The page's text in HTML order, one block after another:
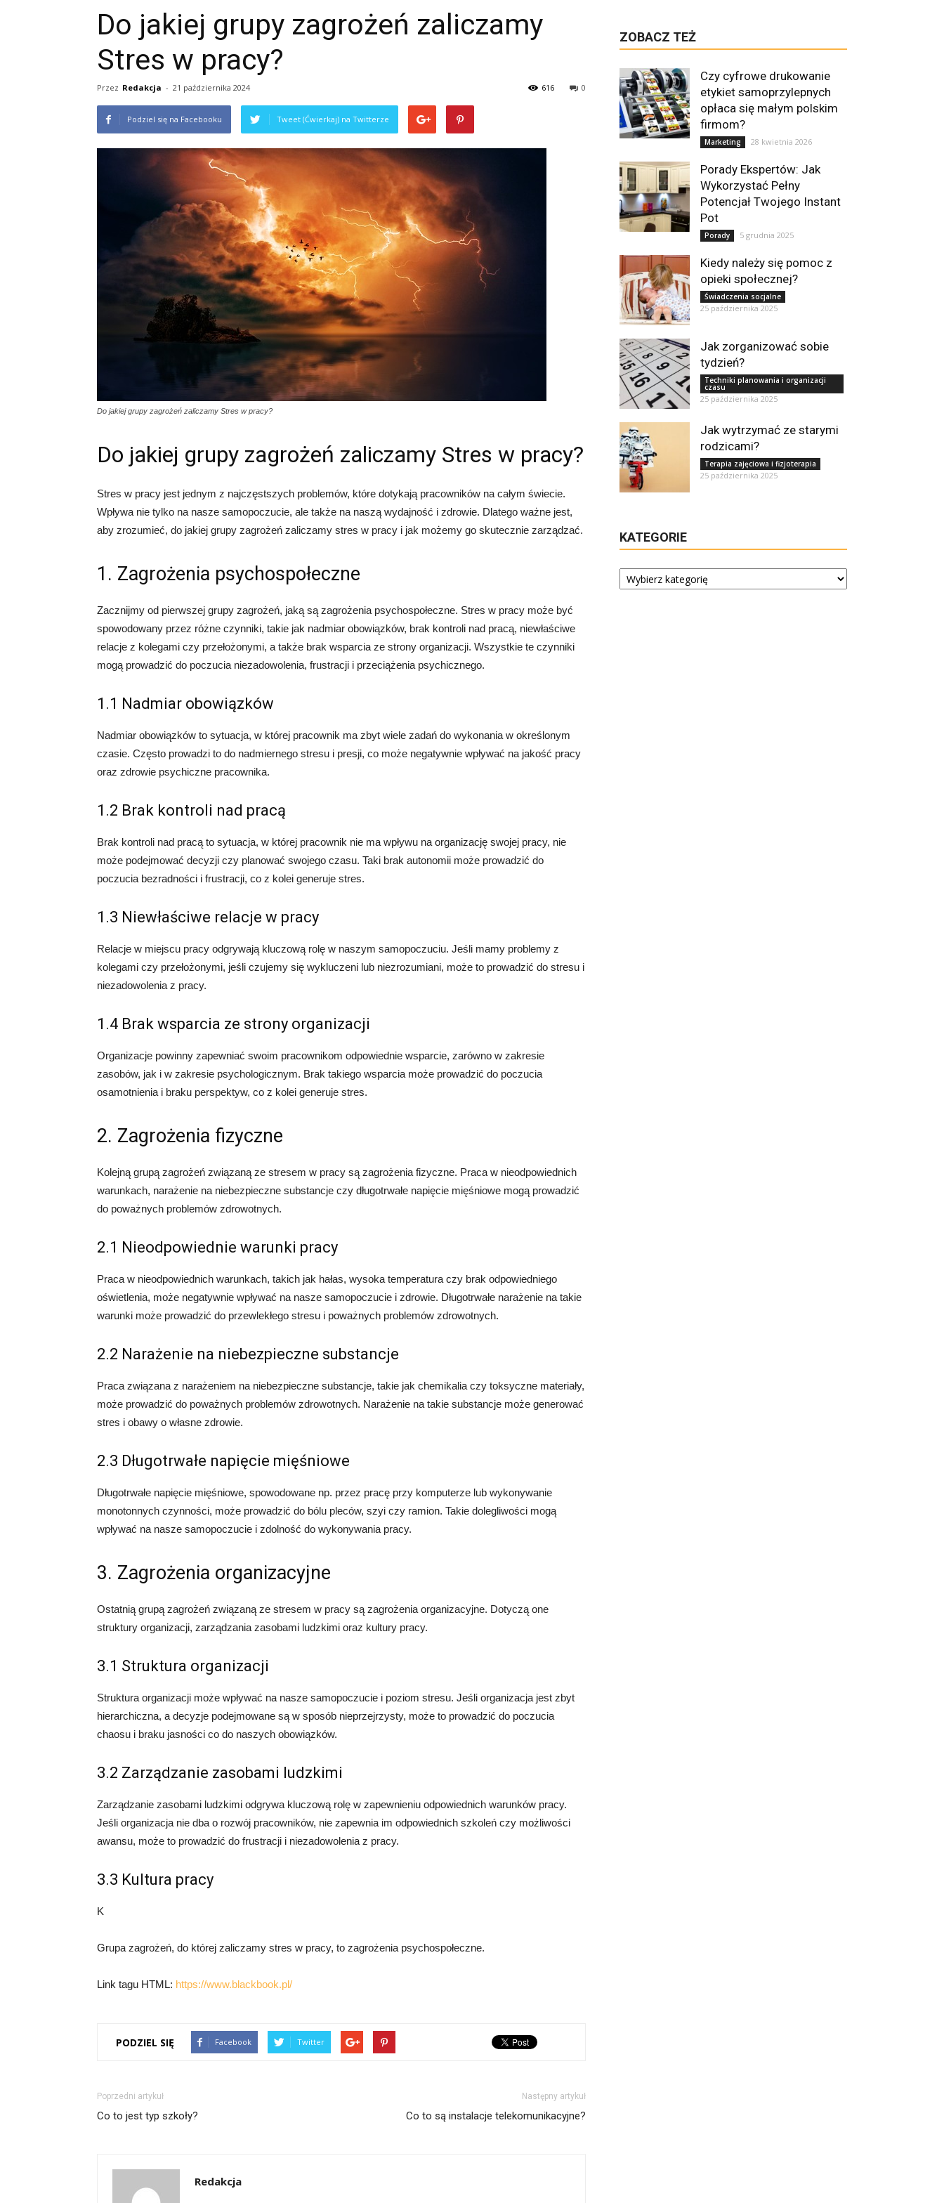
Do jakiej grupy zagrożeń zaliczamy
Stres w pracy?
Przez Redakcja - 21 października 2024 0
616
Podziel się na Facebooku Tweet (Ćwierkaj) na Twitterze
Do jakiej grupy zagrożeń zaliczamy Stres w pracy?
Do jakiej grupy zagrożeń zaliczamy Stres w pracy?
Stres w pracy jest jednym z najczęstszych problemów, które dotykają pracowników na całym świecie.
Wpływa nie tylko na nasze samopoczucie, ale także na naszą wydajność i zdrowie. Dlatego ważne jest,
aby zrozumieć, do jakiej grupy zagrożeń zaliczamy stres w pracy i jak możemy go skutecznie zarządzać.
1. Zagrożenia psychospołeczne
Zacznijmy od pierwszej grupy zagrożeń, jaką są zagrożenia psychospołeczne. Stres w pracy może być
spowodowany przez różne czynniki, takie jak nadmiar obowiązków, brak kontroli nad pracą, niewłaściwe
relacje z kolegami czy przełożonymi, a także brak wsparcia ze strony organizacji. Wszystkie te czynniki
mogą prowadzić do poczucia niezadowolenia, frustracji i przeciążenia psychicznego.
1.1 Nadmiar obowiązków
Nadmiar obowiązków to sytuacja, w której pracownik ma zbyt wiele zadań do wykonania w określonym
czasie. Często prowadzi to do nadmiernego stresu i presji, co może negatywnie wpływać na jakość pracy
oraz zdrowie psychiczne pracownika.
1.2 Brak kontroli nad pracą
Brak kontroli nad pracą to sytuacja, w której pracownik nie ma wpływu na organizację swojej pracy, nie
może podejmować decyzji czy planować swojego czasu. Taki brak autonomii może prowadzić do
poczucia bezradności i frustracji, co z kolei generuje stres.
1.3 Niewłaściwe relacje w pracy
Relacje w miejscu pracy odgrywają kluczową rolę w naszym samopoczuciu. Jeśli mamy problemy z
kolegami czy przełożonymi, jeśli czujemy się wykluczeni lub niezrozumiani, może to prowadzić do stresu i
niezadowolenia z pracy.
1.4 Brak wsparcia ze strony organizacji
Organizacje powinny zapewniać swoim pracownikom odpowiednie wsparcie, zarówno w zakresie
zasobów, jak i w zakresie psychologicznym. Brak takiego wsparcia może prowadzić do poczucia
osamotnienia i braku perspektyw, co z kolei generuje stres.
2. Zagrożenia fizyczne
Kolejną grupą zagrożeń związaną ze stresem w pracy są zagrożenia fizyczne. Praca w nieodpowiednich
warunkach, narażenie na niebezpieczne substancje czy długotrwałe napięcie mięśniowe mogą prowadzić
do poważnych problemów zdrowotnych.
2.1 Nieodpowiednie warunki pracy
Praca w nieodpowiednich warunkach, takich jak hałas, wysoka temperatura czy brak odpowiedniego
oświetlenia, może negatywnie wpływać na nasze samopoczucie i zdrowie. Długotrwałe narażenie na takie
warunki może prowadzić do przewlekłego stresu i poważnych problemów zdrowotnych.
2.2 Narażenie na niebezpieczne substancje
Praca związana z narażeniem na niebezpieczne substancje, takie jak chemikalia czy toksyczne materiały,
może prowadzić do poważnych problemów zdrowotnych. Narażenie na takie substancje może generować
stres i obawy o własne zdrowie.
2.3 Długotrwałe napięcie mięśniowe
Długotrwałe napięcie mięśniowe, spowodowane np. przez pracę przy komputerze lub wykonywanie
monotonnych czynności, może prowadzić do bólu pleców, szyi czy ramion. Takie dolegliwości mogą
wpływać na nasze samopoczucie i zdolność do wykonywania pracy.
3. Zagrożenia organizacyjne
Ostatnią grupą zagrożeń związaną ze stresem w pracy są zagrożenia organizacyjne. Dotyczą one
struktury organizacji, zarządzania zasobami ludzkimi oraz kultury pracy.
3.1 Struktura organizacji
Struktura organizacji może wpływać na nasze samopoczucie i poziom stresu. Jeśli organizacja jest zbyt
hierarchiczna, a decyzje podejmowane są w sposób nieprzejrzysty, może to prowadzić do poczucia
chaosu i braku jasności co do naszych obowiązków.
3.2 Zarządzanie zasobami ludzkimi
Zarządzanie zasobami ludzkimi odgrywa kluczową rolę w zapewnieniu odpowiednich warunków pracy.
Jeśli organizacja nie dba o rozwój pracowników, nie zapewnia im odpowiednich szkoleń czy możliwości
awansu, może to prowadzić do frustracji i niezadowolenia z pracy.
3.3 Kultura pracy
K
Grupa zagrożeń, do której zaliczamy stres w pracy, to zagrożenia psychospołeczne.
Link tagu HTML: https://www.blackbook.pl/
PODZIEL SIĘ Facebook Twitter
Poprzedni artykuł
Co to jest typ szkoły?
Następny artykuł
Co to są instalacje telekomunikacyjne?
Redakcja
ZOBACZ TEŻ
Czy cyfrowe drukowanie
etykiet samoprzylepnych
opłaca się małym polskim
firmom?
Marketing 28 kwietnia 2026
Porady Ekspertów: Jak
Wykorzystać Pełny
Potencjał Twojego Instant
Pot
Porady 5 grudnia 2025
Kiedy należy się pomoc z
opieki społecznej?
Świadczenia socjalne
25 października 2025
Jak zorganizować sobie
tydzień?
Techniki planowania i organizacji
czasu
25 października 2025
Jak wytrzymać ze starymi
rodzicami?
Terapia zajęciowa i fizjoterapia
25 października 2025
KATEGORIE
Kategorie